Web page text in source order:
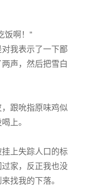
饭啊！”
我表示了一下鄙
声，然后把雪白
跟吮指原味鸡似
上。
上失踪人口的标
家，反正我也没
找我的下落。